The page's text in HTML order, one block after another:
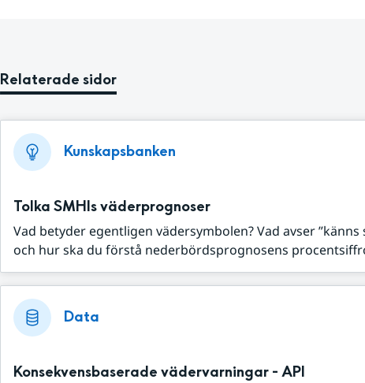
Relaterade sidor
Kunskapsbanken
Tolka SMHIs väderprognoser
Vad betyder egentligen vädersymbolen? Vad avser
och hur ska du förstå nederbördsprognosens
Data
Konsekvensbaserade vädervarningar - API